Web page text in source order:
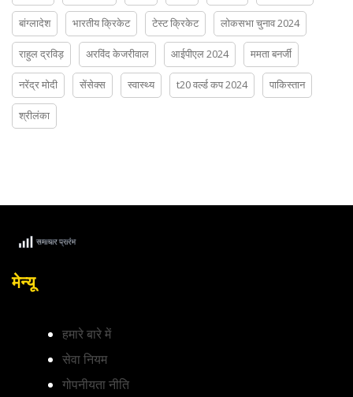
बांग्लादेश भारतीय क्रिकेट टेस्ट क्रिकेट लोकसभा चुनाव 2024
राहुल द्रविड़ अरविंद केजरीवाल आईपीएल 2024 ममता बनर्जी
नरेंद्र मोदी सेंसेक्स स्वास्थ्य t20 वर्ल्ड कप 2024 पाकिस्तान
श्रीलंका
मेन्यू
हमारे बारे में
सेवा नियम
गोपनीयता नीति